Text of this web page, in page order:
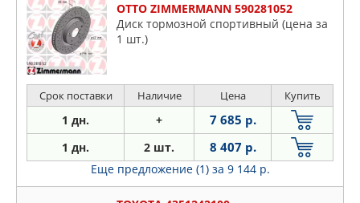
OTTO ZIMMERMANN 590281052
Диск тормозной спортивный (цена за
1 шт.)
Срок поставки Наличие Цена Купить
1 дн. + 7 685 р.
1 дн. 2 шт. 8 407 р.
Еще предложение (1) за 9 144 р.